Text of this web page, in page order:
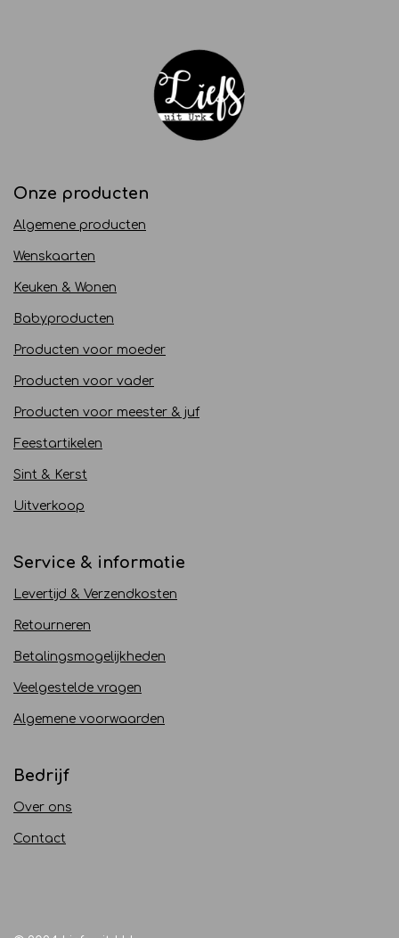
Onze producten
Algemene producten
Wenskaarten
Keuken & Wonen
Babyproducten
Producten voor moeder
Producten voor vader
Producten voor meester & juf
Feestartikelen
Sint & Kerst
Uitverkoop
Service & informatie
Levertijd & Verzendkosten
Retourneren
Betalingsmogelijkheden
Veelgestelde vragen
Algemene voorwaarden
Bedrijf
Over ons
Contact